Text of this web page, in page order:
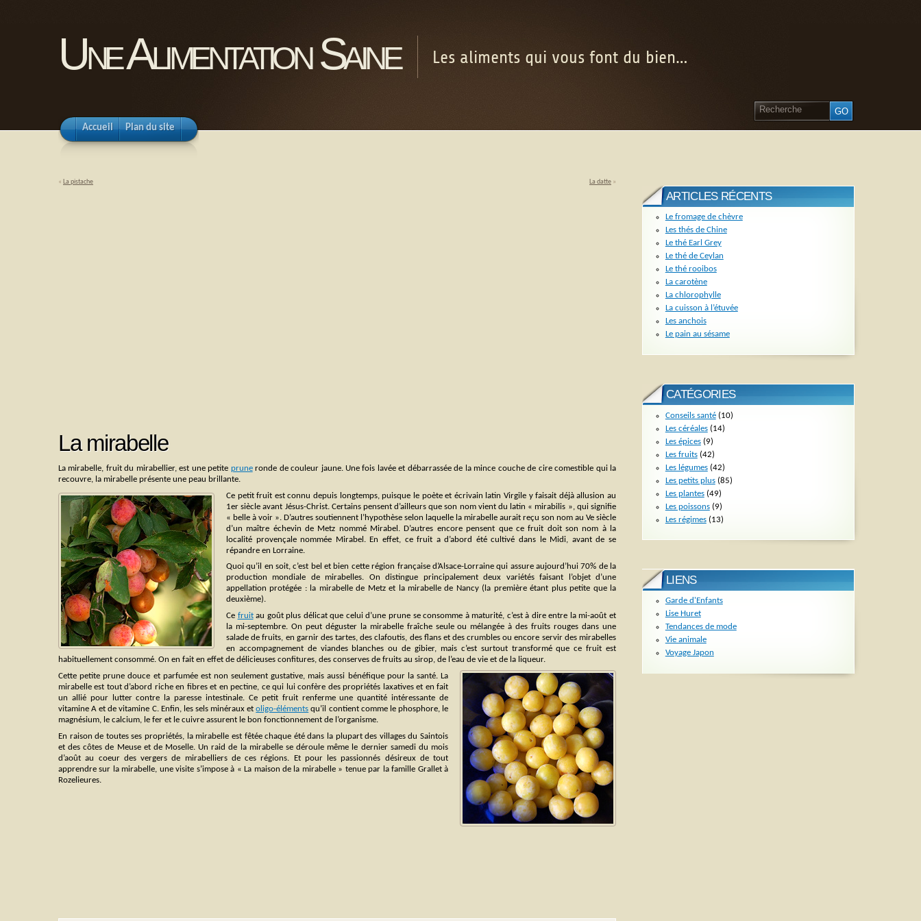
Une Alimentation Saine Les aliments qui vous font du bien…
Accueil Plan du site
« La pistache La datte »
La mirabelle
La mirabelle, fruit du mirabellier, est une petite pruneronde de couleur jaune. Une fois lavée et débarrassée de la mince couche de cire comestible qui la
recouvre, la mirabelle présente une peau brillante.
Ce petit fruit est connu depuis longtemps, puisque le poète et écrivain latin Virgile y faisait déjà allusion au
1er siècle avant Jésus-Christ. Certains pensent d’ailleurs que son nom vient du latin « mirabilis », qui signifie
« belle à voir ». D’autres soutiennent l’hypothèse selon laquelle la mirabelle aurait reçu son nom au Ve siècle
d’un maître échevin de Metz nommé Mirabel. D’autres encore pensent que ce fruit doit son nom à la
localité provençale nommée Mirabel. En effet, ce fruit a d’abord été cultivé dans le Midi, avant de se
répandre en Lorraine.
Quoi qu’il en soit, c’est bel et bien cette région française d’Alsace-Lorraine qui assure aujourd’hui 70% de la
production mondiale de mirabelles. On distingue principalement deux variétés faisant l’objet d’une
appellation protégée : la mirabelle de Metz et la mirabelle de Nancy (la première étant plus petite que la
deuxième).
Ce fruitau goût plus délicat que celui d’une prune se consomme à maturité, c’est à dire entre la mi-août et
la mi-septembre. On peut déguster la mirabelle fraîche seule ou mélangée à des fruits rouges dans une
salade de fruits, en garnir des tartes, des clafoutis, des flans et des crumbles ou encore servir des mirabelles
en accompagnement de viandes blanches ou de gibier, mais c’est surtout transformé que ce fruit est
habituellement consommé. On en fait en effet de délicieuses confitures, des conserves de fruits au sirop, de l’eau de vie et de la liqueur.
Cette petite prune douce et parfumée est non seulement gustative, mais aussi bénéfique pour la santé. La
mirabelle est tout d’abord riche en fibres et en pectine, ce qui lui confère des propriétés laxatives et en fait
un allié pour lutter contre la paresse intestinale. Ce petit fruit renferme une quantité intéressante de
vitamine A et de vitamine C. Enfin, les sels minéraux etoligo-éléments qu’il contient comme le phosphore, le
magnésium, le calcium, le fer et le cuivre assurent le bon fonctionnement de l’organisme.
En raison de toutes ses propriétés, la mirabelle est fêtée chaque été dans la plupart des villages du Saintois
et des côtes de Meuse et de Moselle. Un raid de la mirabelle se déroule même le dernier samedi du mois
d’août au coeur des vergers de mirabelliers de ces régions. Et pour les passionnés désireux de tout
apprendre sur la mirabelle, une visite s’impose à « La maison de la mirabelle » tenue par la famille Grallet à
Rozelieures.
ARTICLES RÉCENTS
Le fromage de chèvre
Les thés de Chine
Le thé Earl Grey
Le thé de Ceylan
Le thé rooibos
La carotène
La chlorophylle
La cuisson à l’étuvée
Les anchois
Le pain au sésame
CATÉGORIES
Conseils santé(10)
Les céréales(14)
Les épices(9)
Les fruits(42)
Les légumes(42)
Les petits plus(85)
Les plantes(49)
Les poissons(9)
Les régimes(13)
LIENS
Garde d'Enfants
Lise Huret
Tendances de mode
Vie animale
Voyage Japon